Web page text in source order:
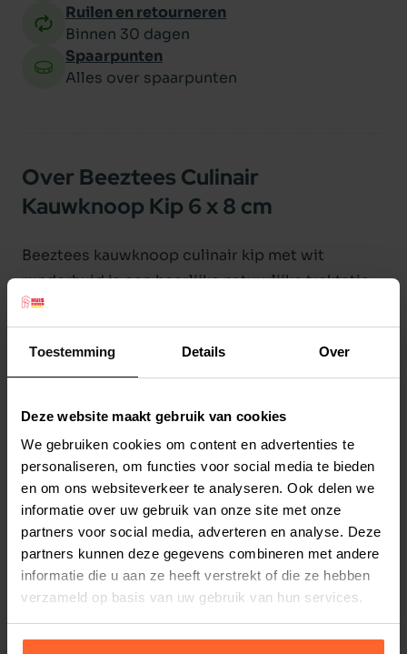
Toestemming Details Over
Deze website maakt gebruik van cookies
We gebruiken cookies om content en advertenties te
personaliseren, om functies voor social media te bieden
en om ons websiteverkeer te analyseren. Ook delen we
informatie over uw gebruik van onze site met onze
partners voor social media, adverteren en analyse. Deze
partners kunnen deze gegevens combineren met andere
informatie die u aan ze heeft verstrekt of die ze hebben
verzameld op basis van uw gebruik van hun services.
Ruilen en retourneren
Binnen 30 dagen
Spaarpunten
Alles over spaarpunten
Over Beeztees Culinair
Kauwknoop Kip 6 x 8 cm
Beeztees kauwknoop culinair kip met wit
runderhuid is een heerlijke natuurlijke traktatie
voorzien van laagjes kip, zodat het voor uw
trouwe viervoeter onweerstaanbaar zal zijn om
hier urenlang mee bezig te zijn. Verpakt per 6
stuks in een zakje.
Lengte: 8 cm.
Lees meer
Productspecificaties
Stel uw bestelherinnering in:(2 weken)
Elke
2 weken
Elke
4 weken
Elke
6 weken
Elke
8 weken
Elke
10 weken
Elke